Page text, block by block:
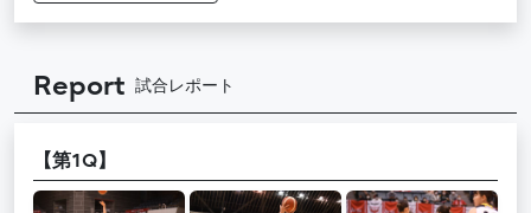
Report 試合レポート
【第1Q】